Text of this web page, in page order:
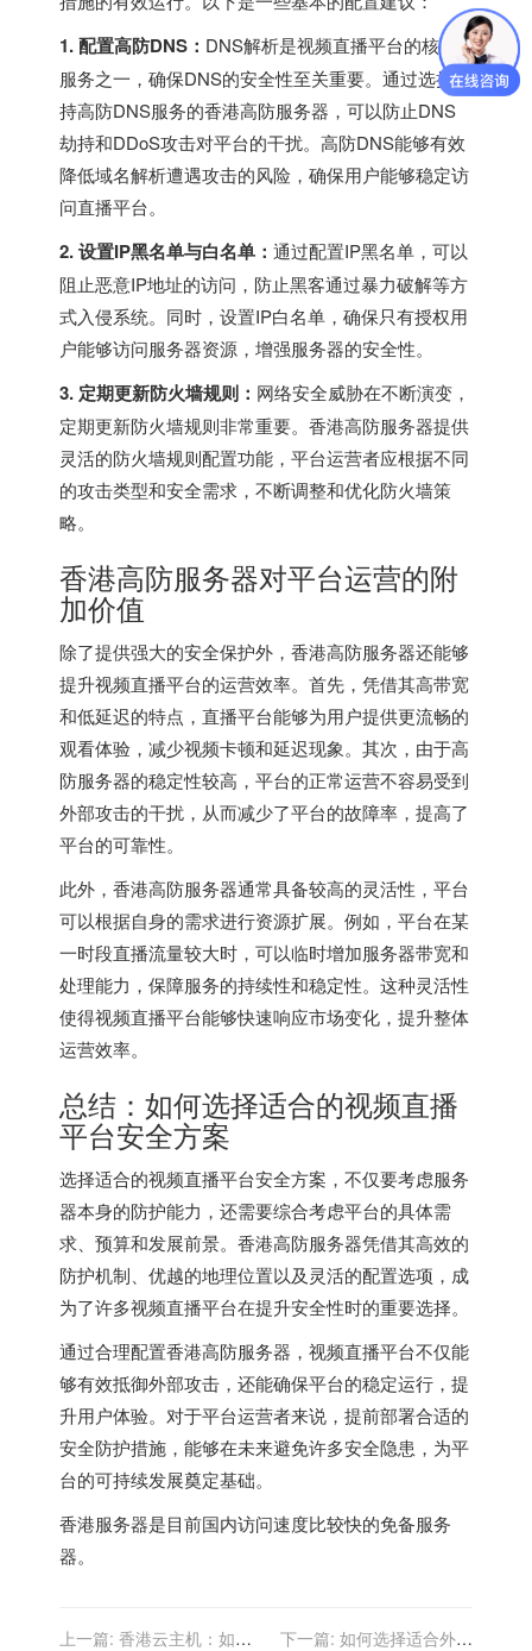
1. 配置高防DNS： DNS解析是视频直播平台的核心
服务之一，确保DNS的安全性至关重要。通过选择支
持高防DNS服务的香港高防服务器，可以防止DNS
劫持和DDoS攻击对平台的干扰。高防DNS能够有效
降低域名解析遭遇攻击的风险，确保用户能够稳定访
问直播平台。
2. 设置IP黑名单与白名单： 通过配置IP黑名单，可以
阻止恶意IP地址的访问，防止黑客通过暴力破解等方
式入侵系统。同时，设置IP白名单，确保只有授权用
户能够访问服务器资源，增强服务器的安全性。
3. 定期更新防火墙规则： 网络安全威胁在不断演变，
定期更新防火墙规则非常重要。香港高防服务器提供
灵活的防火墙规则配置功能，平台运营者应根据不同
的攻击类型和安全需求，不断调整和优化防火墙策
略。
香港高防服务器对平台运营的附
加价值
除了提供强大的安全保护外，香港高防服务器还能够
提升视频直播平台的运营效率。首先，凭借其高带宽
和低延迟的特点，直播平台能够为用户提供更流畅的
观看体验，减少视频卡顿和延迟现象。其次，由于高
防服务器的稳定性较高，平台的正常运营不容易受到
外部攻击的干扰，从而减少了平台的故障率，提高了
平台的可靠性。
此外，香港高防服务器通常具备较高的灵活性，平台
可以根据自身的需求进行资源扩展。例如，平台在某
一时段直播流量较大时，可以临时增加服务器带宽和
处理能力，保障服务的持续性和稳定性。这种灵活性
使得视频直播平台能够快速响应市场变化，提升整体
运营效率。
总结：如何选择适合的视频直播
平台安全方案
选择适合的视频直播平台安全方案，不仅要考虑服务
器本身的防护能力，还需要综合考虑平台的具体需
求、预算和发展前景。香港高防服务器凭借其高效的
防护机制、优越的地理位置以及灵活的配置选项，成
为了许多视频直播平台在提升安全性时的重要选择。
通过合理配置香港高防服务器，视频直播平台不仅能
够有效抵御外部攻击，还能确保平台的稳定运行，提
升用户体验。对于平台运营者来说，提前部署合适的
安全防护措施，能够在未来避免许多安全隐患，为平
台的可持续发展奠定基础。
香港服务器是目前国内访问速度比较快的免备服务
器。
上一篇: 香港云主机：如何
下一篇: 如何选择适合外贸